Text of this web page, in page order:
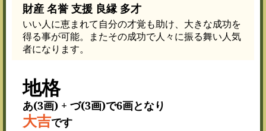
財産 名誉 支援 良縁 多才
いい人に恵まれて自分の才覚も助け、大きな成功を
得る事が可能。またその成功で人々に振る舞い人気
者になります。
地格
あ(3画) + づ(3画)で6画となり
大吉です